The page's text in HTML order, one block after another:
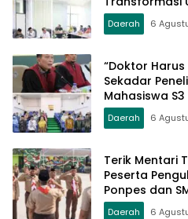
Batusangkar
Bereputasi
Daerah 6
“Doktor
Sekadar
Mahasiswa
Batusangkar
Daerah 6
Terik Mentari
Peserta
Ponpes dan
Daerah 6